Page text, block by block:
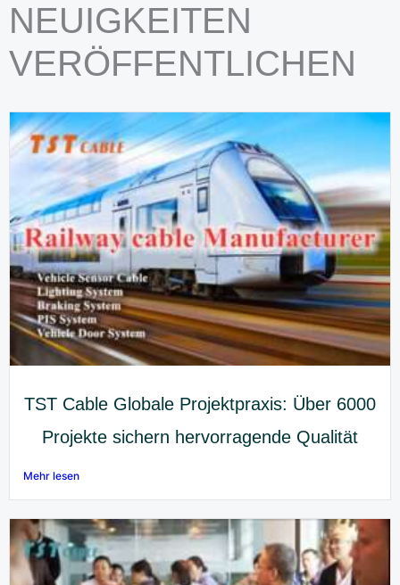
NEUIGKEITEN
VERÖFFENTLICHEN
TST Cable Globale Projektpraxis: Über 6000
Projekte sichern hervorragende Qualität
Mehr lesen